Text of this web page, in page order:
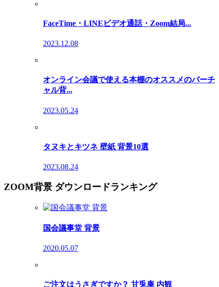
FaceTime・LINEビデオ通話・Zoom結局...
2023.12.08
オンライン会議で使える本棚のオススメのバーチ
ャル背...
2023.05.24
タヌキとキツネ 壁紙 背景10選
2023.08.24
ZOOM背景 ダウンロードランキング
国会議事堂 背景
2020.05.07
ご注文はうさぎですか？ 甘兎庵 内観